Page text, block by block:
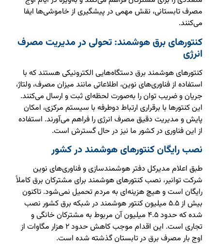
مصرف تابستانی، نقش مهمی در پیشگیری از خاموشی‌ها ایفا
می‌کنند.
کنتورهای برق هوشمند: تحولی در مدیریت مصرف
انرژی
کنتورهای هوشمند برق دستگاه‌هایی الکترونیکی هستند که با
استفاده از فناوری‌های نوین، اطلاعاتی مانند میزان مصرف، ولتاژ،
جریان و ضریب توان را به‌صورت لحظه‌ای ثبت و ارسال می‌کنند.
این کنتورها با برقراری ارتباط دوطرفه با سیستم مرکزی، امکان
پایش و مدیریت دقیق مصرف انرژی را فراهم می‌آورند. استفاده
از این فناوری در کشور ما نیز در حال گسترش است.
نصب رایگان کنتورهای هوشمند در کشور
طبق اعلام مدیرکل دفتر هوشمندسازی و فناوری‌های نوین
شرکت توانیر، نصب کنتورهای هوشمند برای مشترکان برق کاملاً
رایگان است و هیچ هزینه‌ای به مردم تحمیل نمی‌شود. تاکنون
بیش از ۵.۵ میلیون کنتور هوشمند در شبکه برق کشور نصب
شده که حدود ۴.۵ میلیون آن مربوط به مشترکان خانگی و
تجاری است. این اقدام موجب کاهش حدود ۲ هزار مگاوات از
اوج بار مصرف برق در تابستان گذشته شده است.